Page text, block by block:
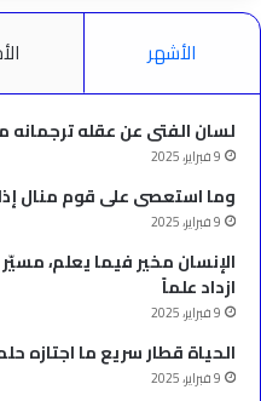
الأشهر
لسان الفتى عن عقله ترجمانه
9 فبراير، 2025
وما استعصى على قوم منال
9 فبراير، 2025
الإنسان مخير فيما يعلم،
ازداد علماً
9 فبراير، 2025
الحياة قطار سريع ما اجتازه
9 فبراير، 2025